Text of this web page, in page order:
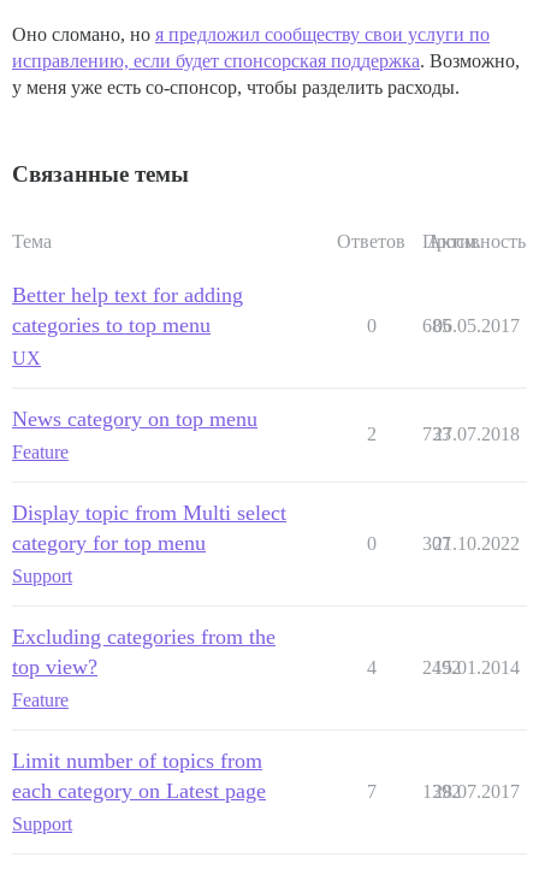
Оно сломано, но я предложил сообществу свои услуги по
исправлению, если будет спонсорская поддержка. Возможно,
у меня уже есть со-спонсор, чтобы разделить расходы.
Связанные темы
Тема Ответов Просм.
Активность
Better help text for adding
categories to top menu
UX
0 685
06.05.2017
News category on top menu
Feature
2 733
27.07.2018
Display topic from Multi select
category for top menu
Support
0 307
21.10.2022
Excluding categories from the
top view?
Feature
4 2492
15.01.2014
Limit number of topics from
each category on Latest page
Support
7 1392
28.07.2017